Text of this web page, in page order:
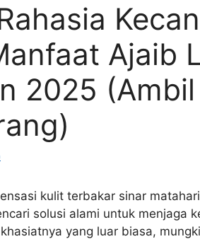
Ajaib
2025
kulit terbakar sinar
solusi alami untuk menjaga
yang luar biasa,